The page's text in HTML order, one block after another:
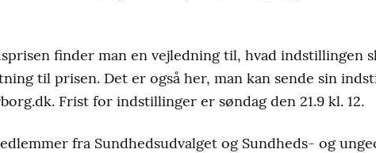
finder man en vejledning til, hvad indstillingen
til prisen. Det er også her, man kan sende sin
Frist for indstillinger er søndag den 21.9 kl. 12.
fra Sundhedsudvalget og Sundheds- og